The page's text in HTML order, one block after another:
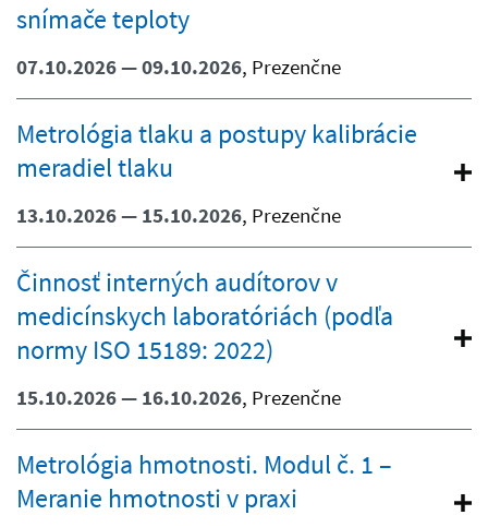
snímače teploty
07.10.2026 — 09.10.2026, Prezenčne
Metrológia tlaku a postupy kalibrácie
meradiel tlaku
13.10.2026 — 15.10.2026, Prezenčne
Činnosť interných audítorov v
medicínskych laboratóriách (podľa
normy ISO 15189: 2022)
15.10.2026 — 16.10.2026, Prezenčne
Metrológia hmotnosti. Modul č. 1 –
Meranie hmotnosti v praxi